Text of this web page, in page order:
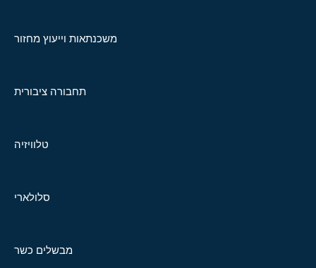
משכנתאות וייעוץ מחזור
תחבורה ציבורית
טלוויזיה
סלולארי
מבשלים כשר